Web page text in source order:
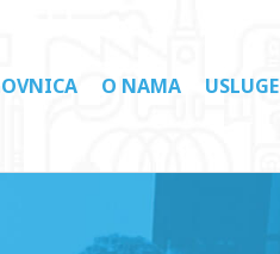
O NAMA USLUGE